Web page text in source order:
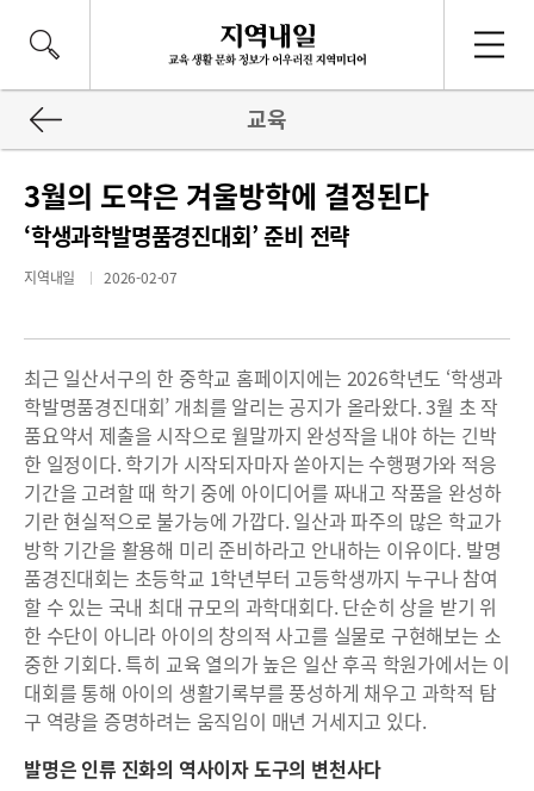
교육
3월의 도약은 겨울방학에 결정된다
‘학생과학발명품경진대회’ 준비 전략
지역내일 2026-02-07
최근 일산서구의 한 중학교 홈페이지에는 2026학년도 ‘학생과
학발명품경진대회’ 개최를 알리는 공지가 올라왔다. 3월 초 작
품요약서 제출을 시작으로 월말까지 완성작을 내야 하는 긴박
한 일정이다. 학기가 시작되자마자 쏟아지는 수행평가와 적응
기간을 고려할 때 학기 중에 아이디어를 짜내고 작품을 완성하
기란 현실적으로 불가능에 가깝다. 일산과 파주의 많은 학교가
방학 기간을 활용해 미리 준비하라고 안내하는 이유이다. 발명
품경진대회는 초등학교 1학년부터 고등학생까지 누구나 참여
할 수 있는 국내 최대 규모의 과학대회다. 단순히 상을 받기 위
한 수단이 아니라 아이의 창의적 사고를 실물로 구현해보는 소
중한 기회다. 특히 교육 열의가 높은 일산 후곡 학원가에서는 이
대회를 통해 아이의 생활기록부를 풍성하게 채우고 과학적 탐
구 역량을 증명하려는 움직임이 매년 거세지고 있다.
발명은 인류 진화의 역사이자 도구의 변천사다